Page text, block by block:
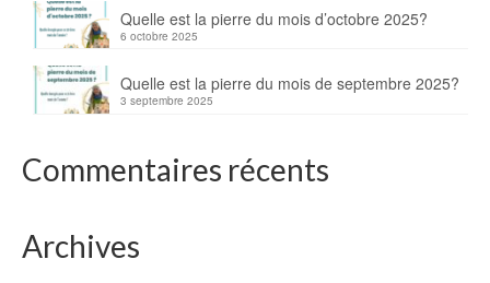
Quelle est la pierre du mois d’octobre 2025?
6 octobre 2025
Quelle est la pierre du mois de septembre 2025?
3 septembre 2025
Commentaires récents
Archives